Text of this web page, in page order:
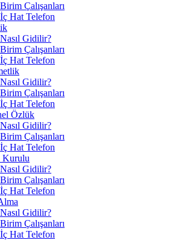
Birim Çalışanları
İç Hat Telefon
Nasıl Gidilir?
Birim Çalışanları
İç Hat Telefon
Nasıl Gidilir?
Birim Çalışanları
İç Hat Telefon
Özlük
Nasıl Gidilir?
Birim Çalışanları
İç Hat Telefon
Kurulu
Nasıl Gidilir?
Birim Çalışanları
İç Hat Telefon
Nasıl Gidilir?
Birim Çalışanları
İç Hat Telefon